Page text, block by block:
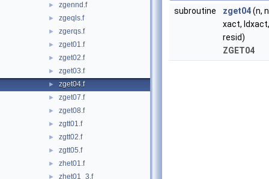
► zgennd.f
► zgeqls.f
► zgerqs.f
► zget01.f
► zget02.f
► zget03.f
► zget04.f
► zget07.f
► zget08.f
► zgtt01.f
► zgtt02.f
► zgtt05.f
► zhet01.f
► zhet01_3.f
subroutine zget04(n,
xact,
resid)
ZGET04